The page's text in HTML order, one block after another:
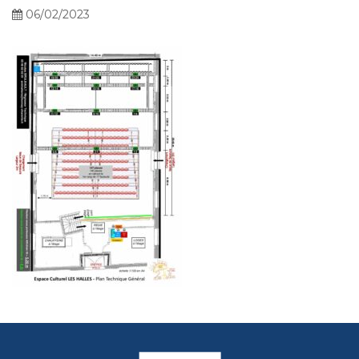
06/02/2023